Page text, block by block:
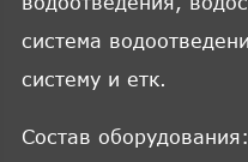
система
систему и етк.
Состав оборудования: